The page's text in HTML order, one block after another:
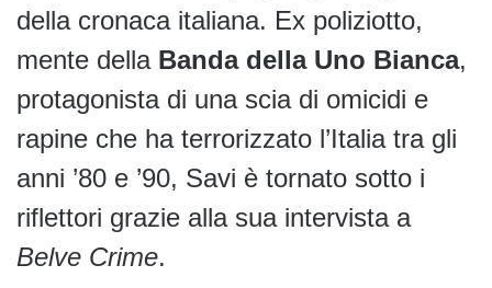
della cronaca italiana. Ex poliziotto,
mente della Banda della Uno Bianca,
protagonista di una scia di omicidi e
rapine che ha terrorizzato l’Italia tra gli
anni ’80 e ’90, Savi è tornato sotto i
riflettori grazie alla sua intervista a
Belve Crime.